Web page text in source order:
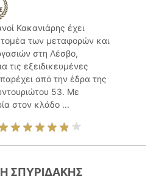
Κακανιάρης έχει
των μεταφορών και
στη Λέσβο,
τις εξειδικευμένες
από την έδρα της
53. Με
στον κλάδο ...
ΣΠΥΡΙΔΑΚΗΣ